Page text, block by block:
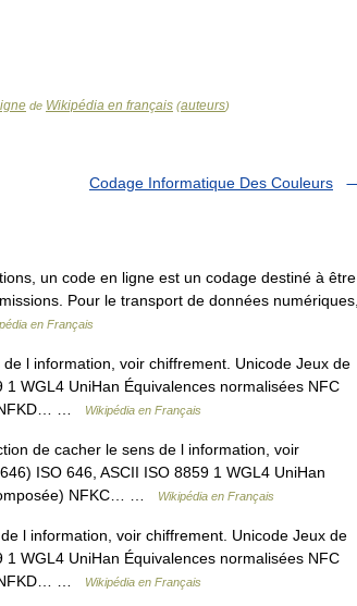
de Wikipédia en français (auteurs)
Codage Informatique Des Couleurs
un code en ligne est un codage destiné à être
Pour le transport de données numériques,
en Français
l information, voir chiffrement. Unicode Jeux de
WGL4 UniHan Équivalences normalisées NFC
NFKD… …
Wikipédia en Français
de cacher le sens de l information, voir
ISO 646, ASCII ISO 8859 1 WGL4 UniHan
NFKC… …
Wikipédia en Français
l information, voir chiffrement. Unicode Jeux de
WGL4 UniHan Équivalences normalisées NFC
NFKD… …
Wikipédia en Français